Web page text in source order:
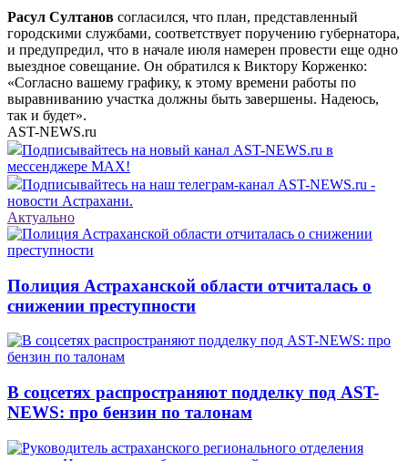
Расул Султанов согласился, что план, представленный
городскими службами, соответствует поручению губернатора,
и предупредил, что в начале июля намерен провести еще одно
выездное совещание. Он обратился к Виктору Корженко:
«Согласно вашему графику, к этому времени работы по
выравниванию участка должны быть завершены. Надеюсь,
так и будет».
AST-NEWS.ru
Подписывайтесь на новый канал AST-NEWS.ru в
мессенджере MAX!
Подписывайтесь на наш телеграм-канал AST-NEWS.ru -
новости Астрахани.
Актуально
Полиция Астраханской области отчиталась о
снижении преступности
В соцсетях распространяют подделку под AST-
NEWS: про бензин по талонам